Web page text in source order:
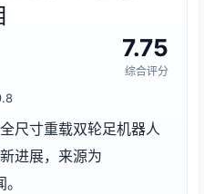
7.75
综合评分
尺寸重载双轮足机器人
进展，来源为